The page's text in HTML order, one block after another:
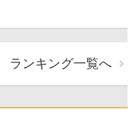
ランキング一覧へ